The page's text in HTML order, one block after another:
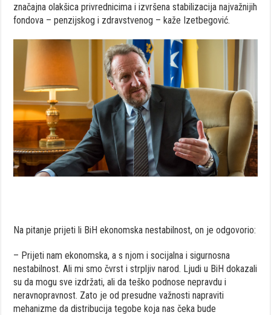
značajna olakšica privrednicima i izvršena stabilizacija najvažnijih
fondova – penzijskog i zdravstvenog – kaže Izetbegović.
Na pitanje prijeti li BiH ekonomska nestabilnost, on je odgovorio:
– Prijeti nam ekonomska, a s njom i socijalna i sigurnosna
nestabilnost. Ali mi smo čvrst i strpljiv narod. Ljudi u BiH dokazali
su da mogu sve izdržati, ali da teško podnose nepravdu i
neravnopravnost. Zato je od presudne važnosti napraviti
mehanizme da distribucija tegobe koja nas čeka bude